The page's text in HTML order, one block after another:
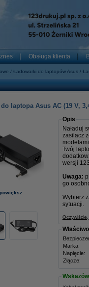
Obsługa klienta
Ładowarki do laptopów Asus
laptopa Asus AC (19 V,
powiększ
Opis
Naładuj
zasilacz
Twój
wersji
Uwaga:
go
Wybierz
sytuacji.
Marka:
Napięcie:
Złącze: